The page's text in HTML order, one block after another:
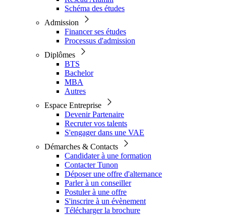
Schéma des études
Admission
Financer ses études
Processus d'admission
Diplômes
BTS
Bachelor
MBA
Autres
Espace Entreprise
Devenir Partenaire
Recruter vos talents
S'engager dans une VAE
Démarches & Contacts
Candidater à une formation
Contacter Tunon
Déposer une offre d'alternance
Parler à un conseiller
Postuler à une offre
S'inscrire à un évènement
Télécharger la brochure